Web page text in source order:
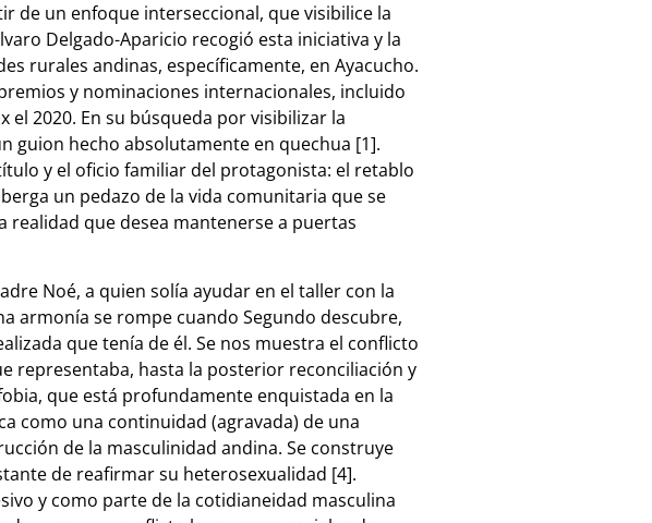
de un enfoque interseccional, que visibilice la
Delgado-Aparicio recogió esta iniciativa y la
rurales andinas, específicamente, en Ayacucho.
y nominaciones internacionales, incluido
2020. En su búsqueda por visibilizar la
guion hecho absolutamente en quechua [1].
y el oficio familiar del protagonista: el retablo
un pedazo de la vida comunitaria que se
realidad que desea mantenerse a puertas
Noé, a quien solía ayudar en el taller con la
armonía se rompe cuando Segundo descubre,
que tenía de él. Se nos muestra el conflicto
representaba, hasta la posterior reconciliación y
que está profundamente enquistada en la
como una continuidad (agravada) de una
de la masculinidad andina. Se construye
de reafirmar su heterosexualidad [4].
y como parte de la cotidianeidad masculina